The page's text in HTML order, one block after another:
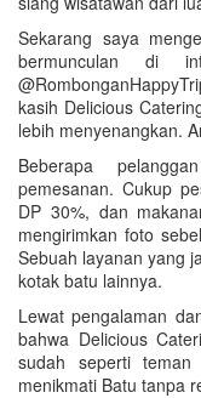
Sekarang saya
bermunculan di
kasih Delicious
lebih menyenangkan.
Beberapa
pemesanan. Cukup
DP 30%, dan
mengirimkan foto
Sebuah layanan yang
kotak batu lainnya.
Lewat pengalaman
bahwa Delicious
sudah seperti
menikmati Batu tanpa